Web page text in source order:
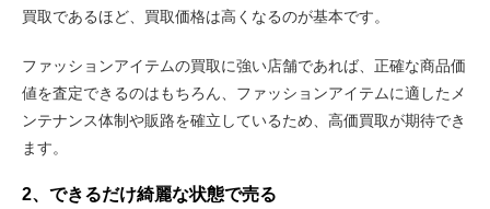
買取であるほど、買取価格は高くなるのが基本です。
ファッションアイテムの買取に強い店舗であれば、正確な商品価
値を査定できるのはもちろん、ファッションアイテムに適したメ
ンテナンス体制や販路を確立しているため、高価買取が期待でき
ます。
2、できるだけ綺麗な状態で売る